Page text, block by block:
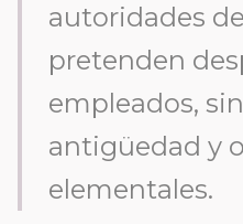
autoridades
pretenden
empleados,
antigüedad y
elementales.